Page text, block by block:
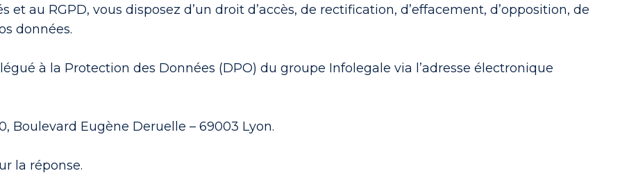
au RGPD, vous disposez d’un droit d’accès, de rectification, d’effacement, d’opposition, de
données.
à la Protection des Données (DPO) du groupe Infolegale via l’adresse électronique
Boulevard Eugène Deruelle – 69003 Lyon.
la réponse.